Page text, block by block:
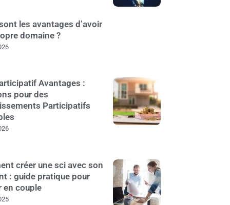
les avantages d’avoir
domaine ?
Avantages :
pour des
Participatifs
créer une sci avec son
: guide pratique pour
en couple